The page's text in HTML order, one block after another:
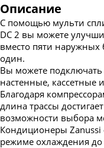
Описание
С помощью мульти
DC 2 вы можете
вместо пяти наружных
один.
Вы можете
настенные, кассетные
Благодаря
длина трассы
возможности выбора
Кондиционеры Zanussi
режиме охлаждения до